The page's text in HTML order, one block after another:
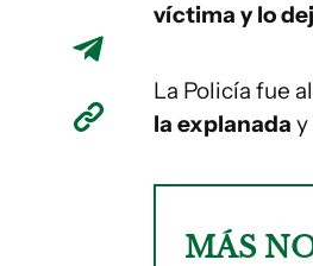
víctima y lo
La Policía fue
la explanada y
MÁS